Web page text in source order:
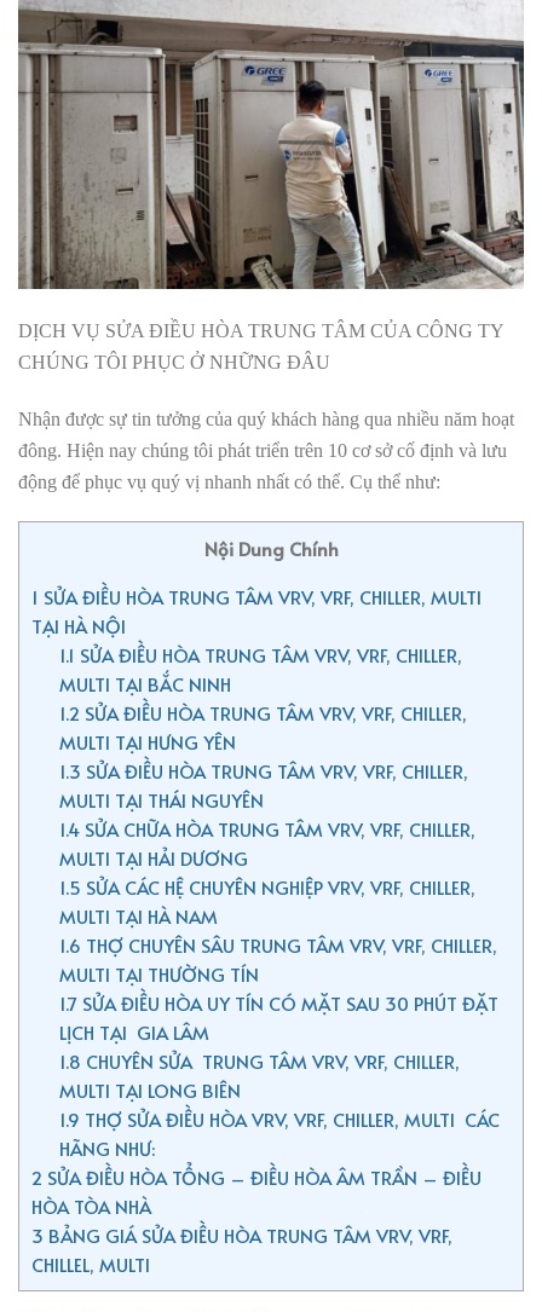
DỊCH VỤ SỬA ĐIỀU HÒA TRUNG TÂM CỦA CÔNG TY
CHÚNG TÔI PHỤC Ở NHỮNG ĐÂU
Nhận được sự tin tưởng của quý khách hàng qua nhiều năm hoạt
đông. Hiện nay chúng tôi phát triển trên 10 cơ sở cố định và lưu
động để phục vụ quý vị nhanh nhất có thể. Cụ thể như:
Nội Dung Chính
1 SỬA ĐIỀU HÒA TRUNG TÂM VRV, VRF, CHILLER, MULTI
TẠI HÀ NỘI
1.1 SỬA ĐIỀU HÒA TRUNG TÂM VRV, VRF, CHILLER,
MULTI TẠI BẮC NINH
1.2 SỬA ĐIỀU HÒA TRUNG TÂM VRV, VRF, CHILLER,
MULTI TẠI HƯNG YÊN
1.3 SỬA ĐIỀU HÒA TRUNG TÂM VRV, VRF, CHILLER,
MULTI TẠI THÁI NGUYÊN
1.4SỬA CHỮA HÒA TRUNG TÂM VRV, VRF, CHILLER,
MULTI TẠI HẢI DƯƠNG
1.5 SỬA CÁC HỆ CHUYÊN NGHIỆP VRV, VRF, CHILLER,
MULTI TẠI HÀ NAM
1.6 THỢ CHUYÊN SÂU TRUNG TÂM VRV, VRF, CHILLER,
MULTI TẠI THƯỜNG TÍN
1.7SỬA ĐIỀU HÒA UY TÍN CÓ MẶT SAU 30 PHÚT ĐẶT
LỊCH TẠI GIA LÂM
1.8 CHUYÊN SỬA TRUNG TÂM VRV, VRF, CHILLER,
MULTI TẠI LONG BIÊN
1.9 THỢ SỬA ĐIỀU HÒA VRV, VRF, CHILLER, MULTI CÁC
HÃNG NHƯ:
2 SỬA ĐIỀU HÒA TỔNG – ĐIỀU HÒA ÂM TRẦN – ĐIỀU
HÒA TÒA NHÀ
3 BẢNG GIÁ SỬA ĐIỀU HÒA TRUNG TÂM VRV, VRF,
CHILLEL, MULTI